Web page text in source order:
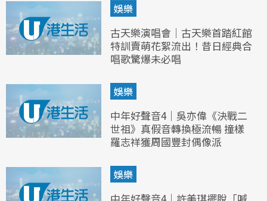
娛樂
古天樂演唱會｜古天樂首踏紅館
特訓賣萌花絮流出！昔日經典合
唱歌驚爆未必唱
娛樂
中年好聲音4｜吳亦偉《決戰二
世祖》真假音轉換極流暢 撞樣
羅志祥獲周國豐封偶像派
娛樂